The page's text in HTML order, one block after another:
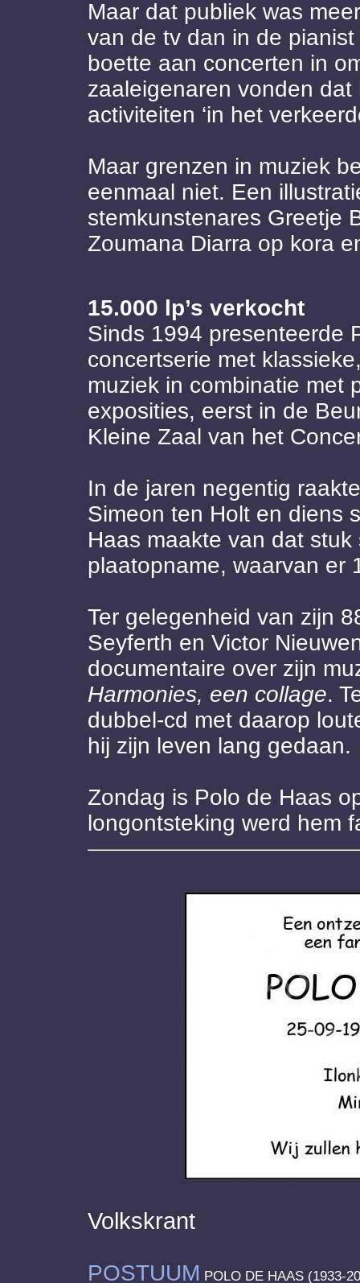
Maar dat publiek was
van de tv dan in de
boette aan concerten in
zaaleigenaren vonden dat
activiteiten ‘in het
Maar grenzen in muziek
eenmaal niet. Een
stemkunstenares Greetje
Zoumana Diarra op kora
15.000 lp’s verkocht
Sinds 1994 presenteerde
concertserie met
muziek in combinatie met
exposities, eerst in de
Kleine Zaal van het
In de jaren negentig
Simeon ten Holt en diens
Haas maakte van dat
plaatopname, waarvan er
Ter gelegenheid van zijn
Seyferth en Victor
documentaire over zijn
Harmonies, een collage.
dubbel-cd met daarop
hij zijn leven lang gedaan.
Zondag is Polo de Haas
longontsteking werd hem
Volkskrant
POSTUUM POLO DE HAAS (1933-